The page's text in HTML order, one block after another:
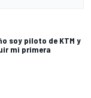
soy piloto de KTM y
mi primera